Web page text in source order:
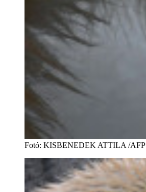
Fotó: KISBENEDEK ATTILA /AFP